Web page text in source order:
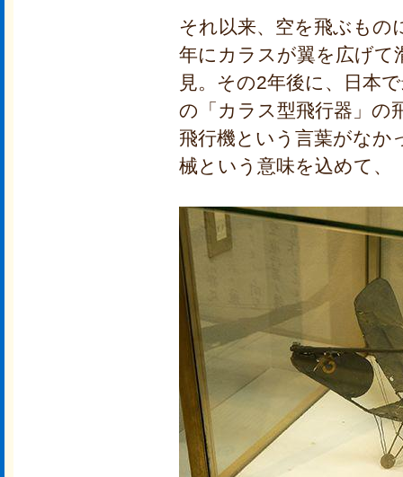
それ以来、空を飛ぶもの
年にカラスが翼を広げて
見。その2年後に、日本
の「カラス型飛行器」の
飛行機という言葉がなか
械という意味を込めて、